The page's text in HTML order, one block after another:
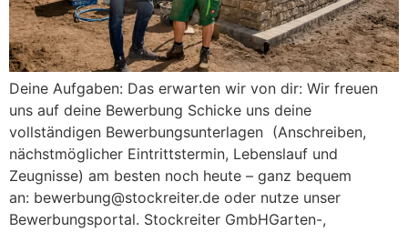
Deine Aufgaben: Das erwarten wir von dir: Wir freuen
uns auf deine Bewerbung Schicke uns deine
vollständigen Bewerbungsunterlagen (Anschreiben,
nächstmöglicher Eintrittstermin, Lebenslauf und
Zeugnisse) am besten noch heute – ganz bequem
an: bewerbung@stockreiter.de oder nutze unser
Bewerbungsportal. Stockreiter GmbHGarten-,